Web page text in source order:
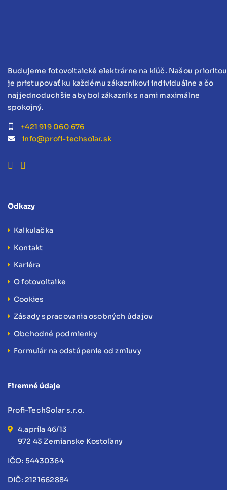
Budujeme fotovoltaické elektrárne na kľúč. Našou prioritou
je pristupovať ku každému zákazníkovi individuálne a čo
najjednoduchšie aby bol zákazník s nami maximálne
spokojný.
+421 919 060 676
info@profi-techsolar.sk
Odkazy
Kalkulačka
Kontakt
Kariéra
O fotovoltaike
Cookies
Zásady spracovania osobných údajov
Obchodné podmienky
Formulár na odstúpenie od zmluvy
Firemné údaje
Profi-TechSolar s.r.o.
4.apríla 46/13
972 43 Zemianske Kostoľany
IČO: 54430364
DIČ: 2121662884